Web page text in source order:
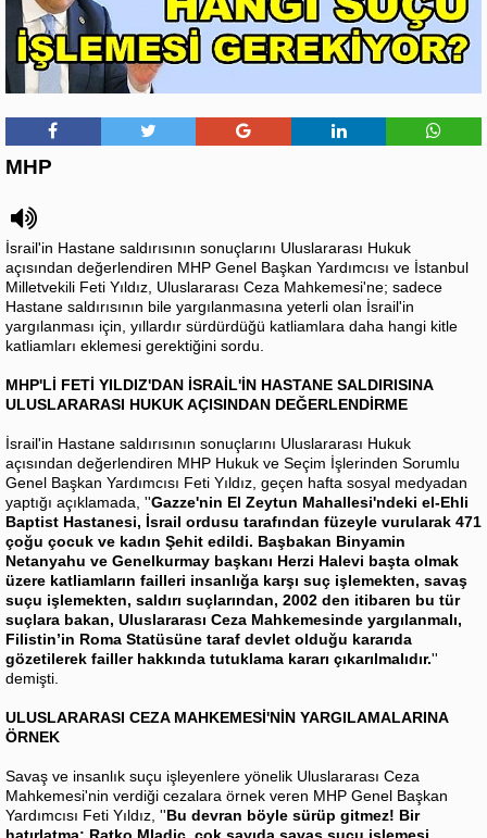
MHP
İsrail'in Hastane saldırısının sonuçlarını Uluslararası Hukuk
açısından değerlendiren MHP Genel Başkan Yardımcısı ve İstanbul
Milletvekili Feti Yıldız, Uluslararası Ceza Mahkemesi'ne; sadece
Hastane saldırısının bile yargılanmasına yeterli olan İsrail'in
yargılanması için, yıllardır sürdürdüğü katliamlara daha hangi kitle
katliamları eklemesi gerektiğini sordu.
MHP'Lİ FETİ YILDIZ'DAN İSRAİL'İN HASTANE SALDIRISINA
ULUSLARARASI HUKUK AÇISINDAN DEĞERLENDİRME
İsrail'in Hastane saldırısının sonuçlarını Uluslararası Hukuk
açısından değerlendiren MHP Hukuk ve Seçim İşlerinden Sorumlu
Genel Başkan Yardımcısı Feti Yıldız, geçen hafta sosyal medyadan
yaptığı açıklamada, ''Gazze'nin El Zeytun Mahallesi'ndeki el-Ehli
Baptist Hastanesi, İsrail ordusu tarafından füzeyle vurularak 471
çoğu çocuk ve kadın Şehit edildi. Başbakan Binyamin
Netanyahu ve Genelkurmay başkanı Herzi Halevi başta olmak
üzere katliamların failleri insanlığa karşı suç işlemekten, savaş
suçu işlemekten, saldırı suçlarından, 2002 den itibaren bu tür
suçlara bakan, Uluslararası Ceza Mahkemesinde yargılanmalı,
Filistin’in Roma Statüsüne taraf devlet olduğu kararıda
gözetilerek failler hakkında tutuklama kararı çıkarılmalıdır.''
demişti.
ULUSLARARASI CEZA MAHKEMESİ'NİN YARGILAMALARINA
ÖRNEK
Savaş ve insanlık suçu işleyenlere yönelik Uluslararası Ceza
Mahkemesi'nin verdiği cezalara örnek veren MHP Genel Başkan
Yardımcısı Feti Yıldız, ''Bu devran böyle sürüp gitmez! Bir